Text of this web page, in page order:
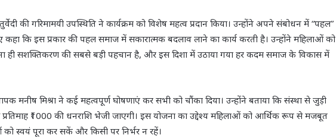
की गरिमामयी उपस्थिति ने कार्यक्रम को विशेष महत्व प्रदान किया। उन्होंने अपने संबोधन में “पहल”
कि इस प्रकार की पहल समाज में सकारात्मक बदलाव लाने का कार्य करती है। उन्होंने महिलाओं को
ही सशक्तिकरण की सबसे बड़ी पहचान है, और इस दिशा में उठाया गया हर कदम समाज के विकास में
मनीष मिश्रा ने कई महत्वपूर्ण घोषणाएं कर सभी को चौंका दिया। उन्होंने बताया कि संस्था से जुड़ी
₹1000 की धनराशि भेजी जाएगी। इस योजना का उद्देश्य महिलाओं को आर्थिक रूप से मजबूत
स्वयं पूरा कर सकें और किसी पर निर्भर न रहें।